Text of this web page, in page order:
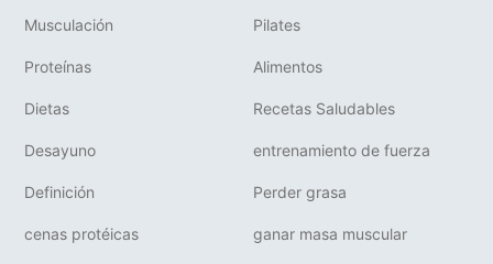
Musculación Pilates
Proteínas Alimentos
Dietas Recetas Saludables
Desayuno entrenamiento de fuerza
Definición Perder grasa
cenas protéicas ganar masa muscular